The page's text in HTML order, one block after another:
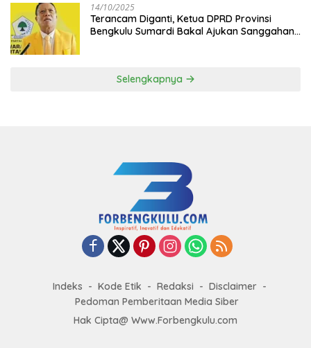
14/10/2025
Terancam Diganti, Ketua DPRD Provinsi
Bengkulu Sumardi Bakal Ajukan Sanggahan
Selengkapnya
Indeks Kode Etik Redaksi
Disclaimer
Pedoman Pemberitaan Media Siber
Hak Cipta@ Www.Forbengkulu.com